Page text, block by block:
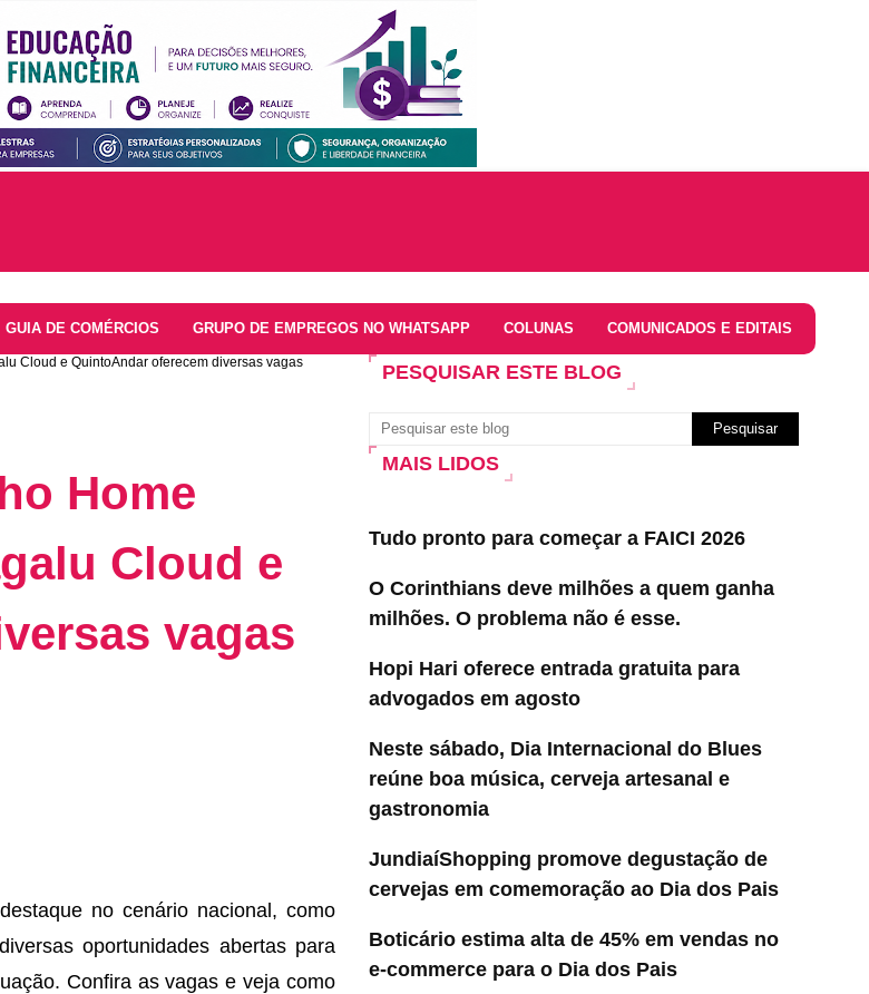
GUIA DE COMÉRCIOS GRUPO DE EMPREGOS NO WHATSAPP COLUNAS COMUNICADOS E EDITAIS
Cloud e QuintoAndar oferecem diversas vagas
Home
Cloud e
vagas
no cenário nacional, como
oportunidades abertas para
Confira as vagas e veja como
PESQUISAR ESTE BLOG
MAIS LIDOS
Tudo pronto para começar a FAICI 2026
O Corinthians deve milhões a quem ganha
milhões. O problema não é esse.
Hopi Hari oferece entrada gratuita para
advogados em agosto
Neste sábado, Dia Internacional do Blues
reúne boa música, cerveja artesanal e
gastronomia
JundiaíShopping promove degustação de
cervejas em comemoração ao Dia dos Pais
Boticário estima alta de 45% em vendas no
e-commerce para o Dia dos Pais